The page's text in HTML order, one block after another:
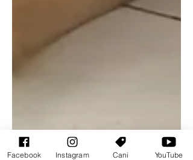
Facebook Instagram Cani YouTube